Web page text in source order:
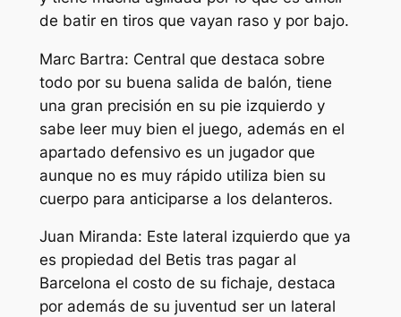
de batir en tiros que vayan raso y por bajo.
Marc Bartra: Central que destaca sobre
todo por su buena salida de balón, tiene
una gran precisión en su pie izquierdo y
sabe leer muy bien el juego, además en el
apartado defensivo es un jugador que
aunque no es muy rápido utiliza bien su
cuerpo para anticiparse a los delanteros.
Juan Miranda: Este lateral izquierdo que ya
es propiedad del Betis tras pagar al
Barcelona el costo de su fichaje, destaca
por además de su juventud ser un lateral